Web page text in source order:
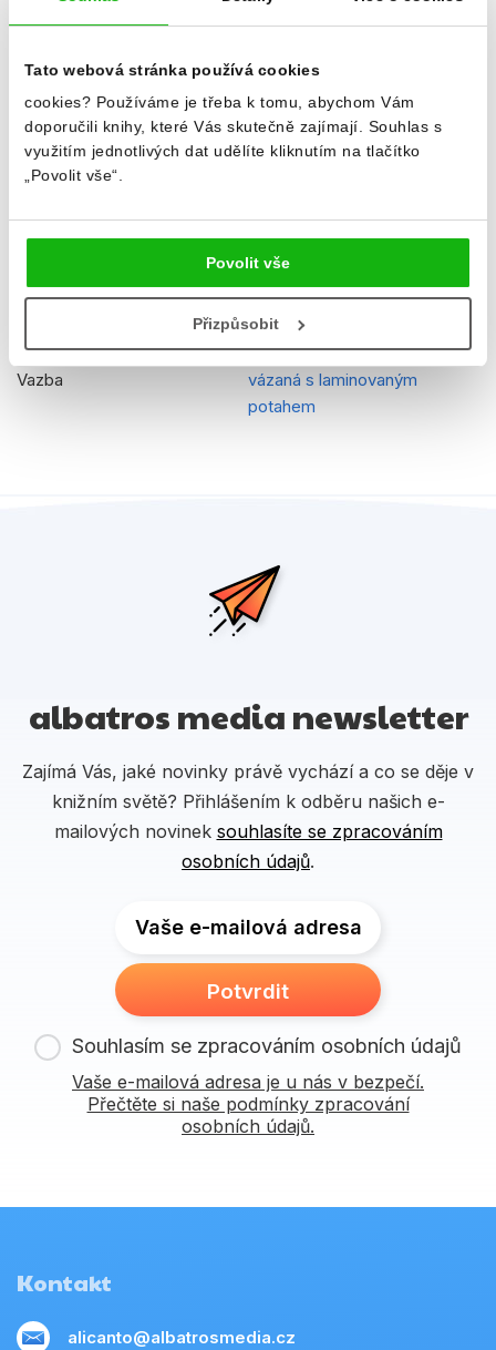
Tato webová stránka používá cookies
cookies? Používáme je třeba k tomu, abychom Vám
doporučili knihy, které Vás skutečně zajímají. Souhlas s
využitím jednotlivých dat udělíte kliknutím na tlačítko
„Povolit vše“.
Povolit vše
Přizpůsobit
Jazyk čeština
Ilustrátor Mattel
Řady Barbie
Původní název Barbie 2014
Edice Pohádkové čtení
Kniha
Vazba
vázaná s laminovaným
potahem
albatros media newsletter
Zajímá Vás, jaké novinky právě vychází a co se děje v
knižním světě? Přihlášením k odběru našich e-
mailových novinek souhlasíte se zpracováním
osobních údajů.
Vaše e-mailová adresa
Potvrdit
Souhlasím se zpracováním osobních údajů
Vaše e-mailová adresa je u nás v bezpečí.
Přečtěte si naše podmínky zpracování
osobních údajů.
Kontakt
alicanto@albatrosmedia.cz